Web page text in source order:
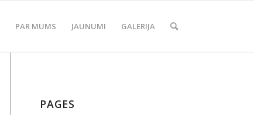
PAR MUMS JAUNUMI GALERIJA
PAGES